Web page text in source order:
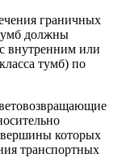
граничных
должны
с внутренним или
тумб) по
вершины которых
транспортных